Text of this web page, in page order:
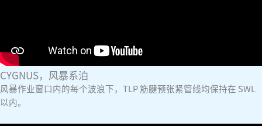
CYGNUS，风暴系泊
风暴作业窗口内的每个波浪下，TLP 筋腱预张紧管线均保持在 SWL
以内。